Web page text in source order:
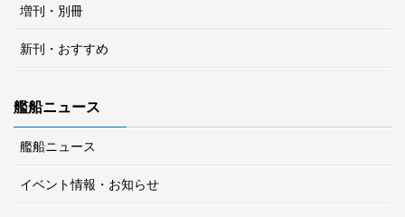
増刊・別冊
新刊・おすすめ
艦船ニュース
艦船ニュース
イベント情報・お知らせ